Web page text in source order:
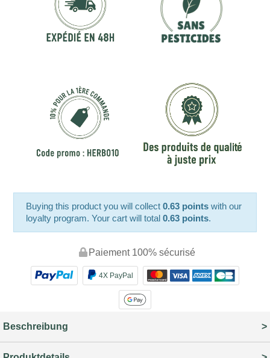
Buying this product you will collect0.63 points with our
loyalty program. Your cart will total0.63 points.
Paiement 100% sécurisé
4X PayPal
Beschreibung